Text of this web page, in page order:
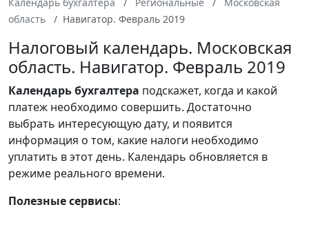
область
Навигатор. Февраль 2019
Налоговый календарь. Московская
область. Навигатор. Февраль 2019
Календарьбухгалтера подскажет, когда и какой
платеж необходимо совершить. Достаточно
выбрать интересующую дату, и появится
информация о том, какие налоги необходимо
уплатить в этот день. Календарь обновляется в
режиме реального времени.
Полезные сервисы: